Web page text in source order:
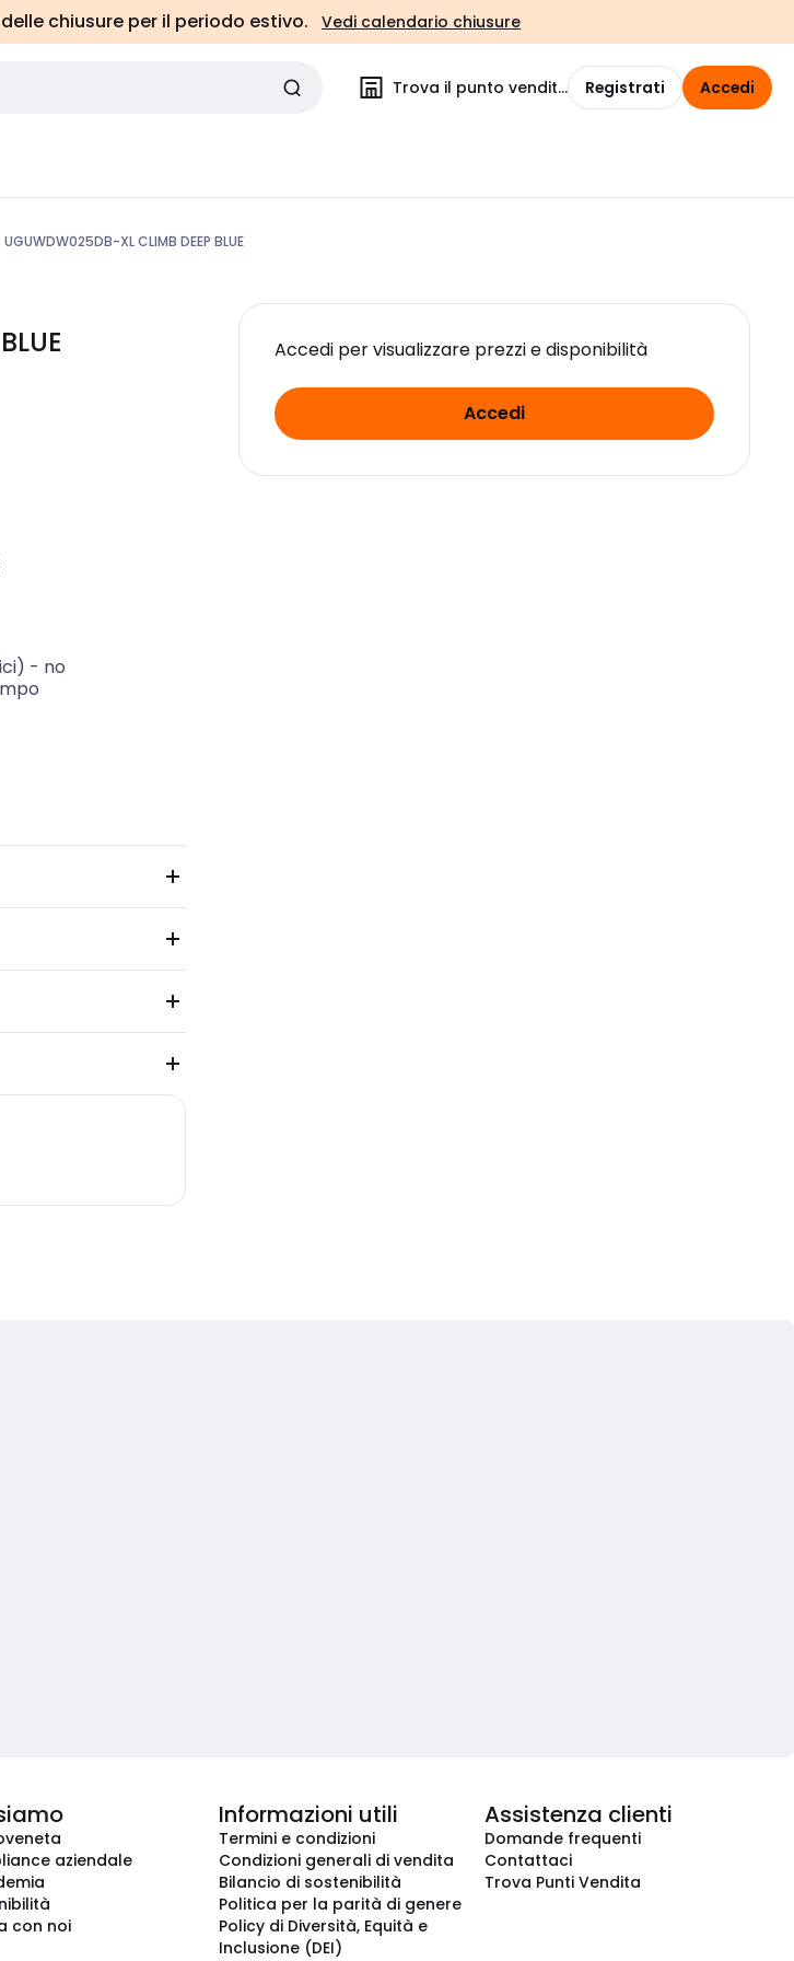
chiusure per il periodo estivo. Vedi calendario chiusure
Trova il punto vendita Registrati Accedi
UGUWDW025DB-XL CLIMB DEEP BLUE
Accedi per visualizzare prezzi e disponibilità
Accedi
- no
aziendale
con noi
Informazioni utili
Termini e condizioni
Condizioni generali di vendita
Bilancio di sostenibilità
Politica per la parità di genere
Policy di Diversità, Equità e
Inclusione (DEI)
Assistenza clienti
Domande frequenti
Contattaci
Trova Punti Vendita